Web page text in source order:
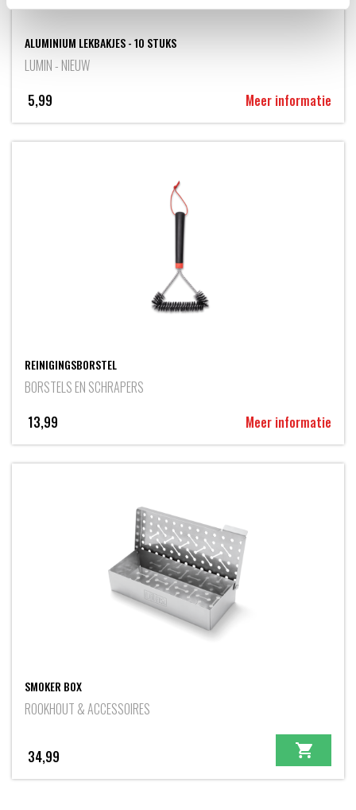
ALUMINIUM LEKBAKJES - 10 STUKS
LUMIN - NIEUW
5,99
Meer informatie
REINIGINGSBORSTEL
BORSTELS EN SCHRAPERS
13,99
Meer informatie
SMOKER BOX
ROOKHOUT & ACCESSOIRES
34,99